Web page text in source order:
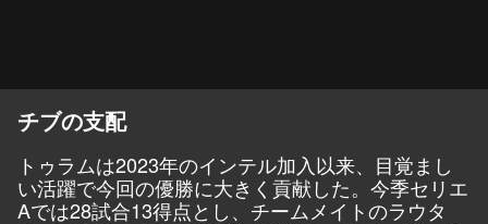
チブの支配
トゥラムは2023年のインテル加入以来、目覚まし
い活躍で今回の優勝に大きく貢献した。今季セリエ
Aでは28試合13得点とし、チームメイトのラウタ